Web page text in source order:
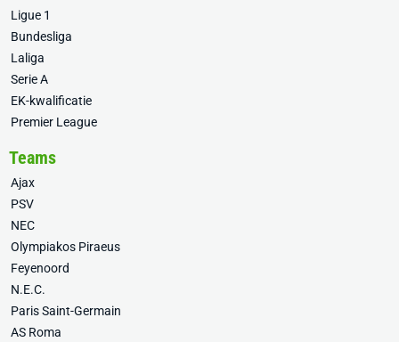
Ligue 1
Bundesliga
Laliga
Serie A
EK-kwalificatie
Premier League
Teams
Ajax
PSV
NEC
Olympiakos Piraeus
Feyenoord
N.E.C.
Paris Saint-Germain
AS Roma